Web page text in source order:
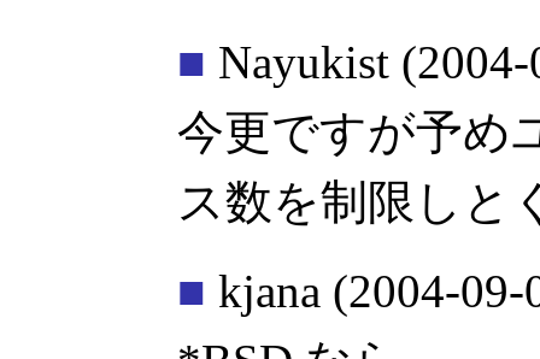
■ Nayukist
今更ですが予め
ス数を制限しと
■ kjana (2004-09-